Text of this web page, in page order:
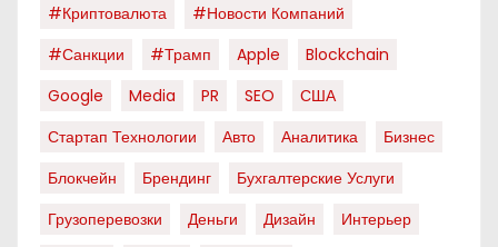
#криптовалюта
#новости Компаний
#санкции
#трамп Apple
Blockchain
Google
Media PR SEO
США
Стартап Технологии
Авто Аналитика
Бизнес
Блокчейн
Брендинг
Бухгалтерские Услуги
Грузоперевозки
Деньги Дизайн
Интерьер